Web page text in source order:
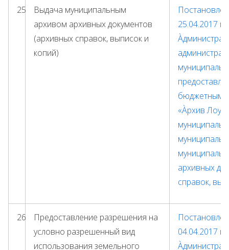
25
Выдача муниципальным
архивом архивных документов
(архивных справок, выписок и
копий)
25.04.2017
бюджетным
«Àрхив
архивных
справок,
26
Предоставление разрешения на
условно разрешенный вид
использования земельного
04.04.2017